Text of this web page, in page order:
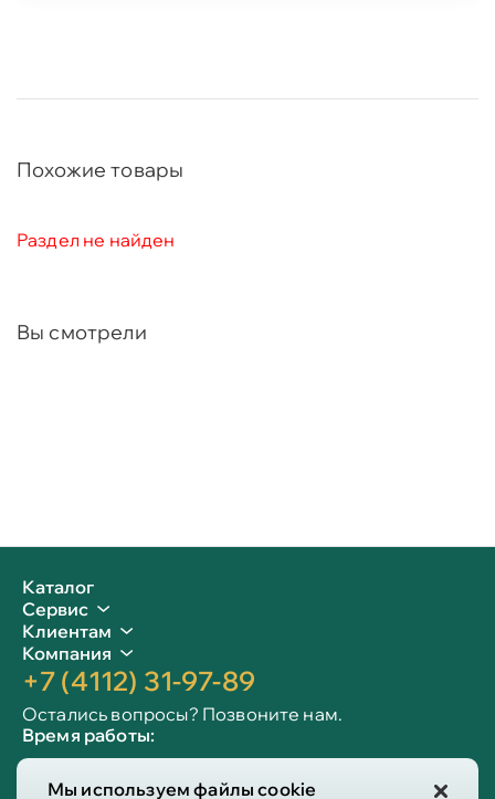
Мы используем файлы cookie
Похожие товары
Раздел не найден
Вы смотрели
Каталог
Сервис
Клиентам
Компания
+7 (4112) 31-97-89
Остались вопросы? Позвоните нам.
Время работы:
Сб-вс: 10:00 - 19:00